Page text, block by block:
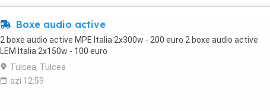
Boxe audio active
2 boxe audio active MPE Italia 2x300w - 200 euro 2 boxe audio active
LEM Italia 2x150w - 100 euro
Tulcea, Tulcea
azi 12:59